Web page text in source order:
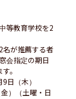
等教育学校を2
名が推薦する者
会指定の期日
。
日（木）
）（土曜・日